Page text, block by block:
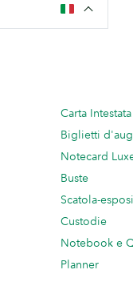
Carta Intestata
Biglietti
Notecard
Buste
Scatola-
Custodie
Notebook e
Planner